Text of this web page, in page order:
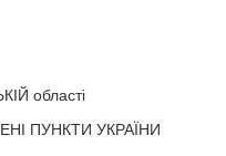
області
ПУНКТИ УКРАЇНИ